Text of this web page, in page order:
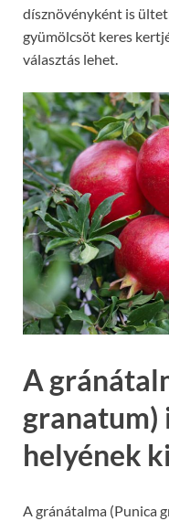
dísznövényként is
gyümölcsöt keres
választás lehet.
A
granatum)
helyének
A gránátalma (Punica